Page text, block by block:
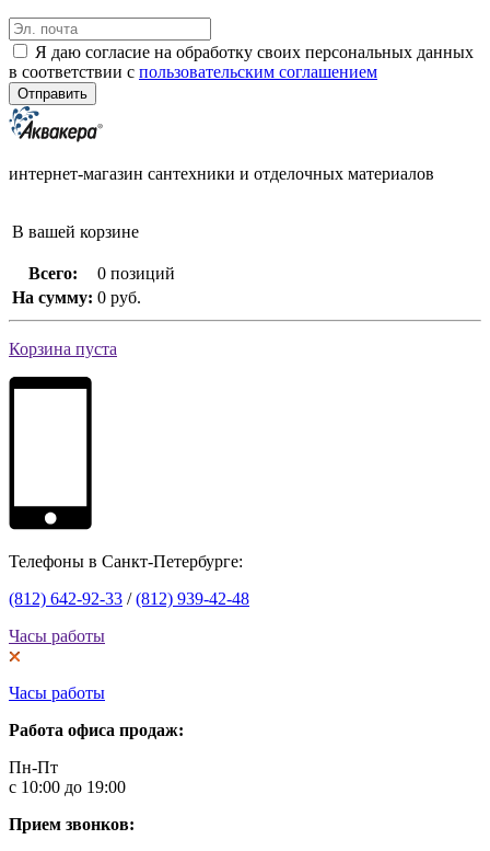
Я даю согласие на обработку своих персональных данных
в соответствии с пользовательским соглашением
интернет-магазин сантехники и отделочных материалов
В вашей корзине
Всего:
0 позиций
На сумму: 0 руб.
Корзина пуста
Телефоны в Санкт-Петербурге:
(812) 642-92-33 /(812) 939-42-48
Часы работы
Часы работы
Работа офиса продаж:
Пн-Пт
с 10:00 до 19:00
Прием звонков: